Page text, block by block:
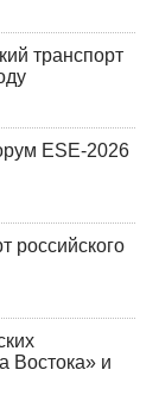
транспорт
ESE-2026
российского
Востока» и